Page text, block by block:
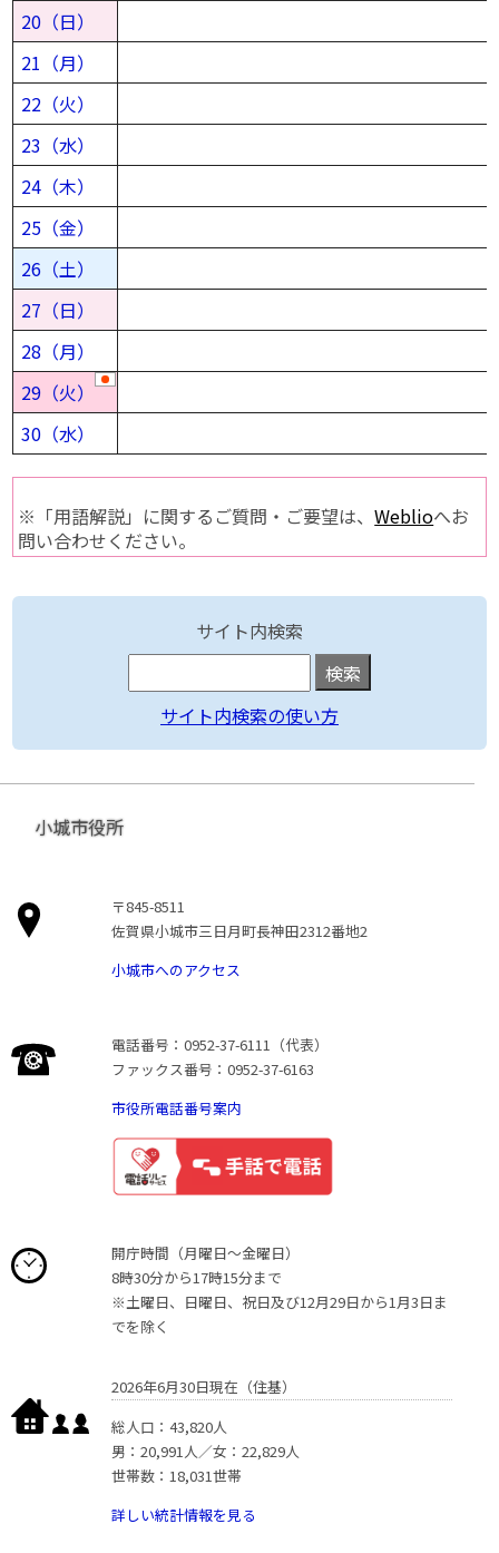
20（日）
21（月）
22（火）
23（水）
24（木）
25（金）
26（土）
27（日）
28（月）
29（火）
30（水）
※「用語解説」に関するご質問・ご要望は、Weblioへお
問い合わせください。
サイト内検索
サイト内検索の使い方
小城市役所
〒845-8511
佐賀県小城市三日月町長神田2312番地2
小城市へのアクセス
電話番号：0952-37-6111（代表）
ファックス番号：0952-37-6163
市役所電話番号案内
開庁時間（月曜日〜金曜日）
8時30分から17時15分まで
※土曜日、日曜日、祝日及び12月29日から1月3日ま
でを除く
2026年6月30日現在（住基）
総人口：43,820人
男：20,991人／女：22,829人
世帯数：18,031世帯
詳しい統計情報を見る